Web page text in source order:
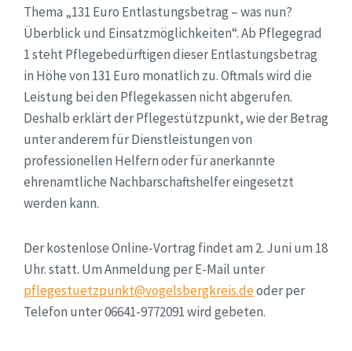
Thema „131 Euro Entlastungsbetrag – was nun?
Überblick und Einsatzmöglichkeiten“. Ab Pflegegrad
1 steht Pflegebedürftigen dieser Entlastungsbetrag
in Höhe von 131 Euro monatlich zu. Oftmals wird die
Leistung bei den Pflegekassen nicht abgerufen.
Deshalb erklärt der Pflegestützpunkt, wie der Betrag
unter anderem für Dienstleistungen von
professionellen Helfern oder für anerkannte
ehrenamtliche Nachbarschaftshelfer eingesetzt
werden kann.
Der kostenlose Online-Vortrag findet am 2. Juni um 18
Uhr. statt. Um Anmeldung per E-Mail unter
pflegestuetzpunkt@vogelsbergkreis.deoder per
Telefon unter 06641-9772091 wird gebeten.